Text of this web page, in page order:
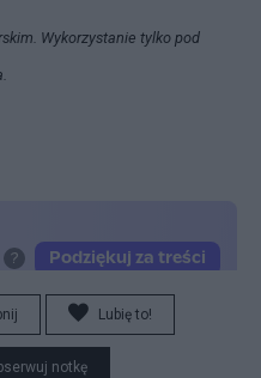
Wykorzystanie tylko pod
Lubię to!
notkę